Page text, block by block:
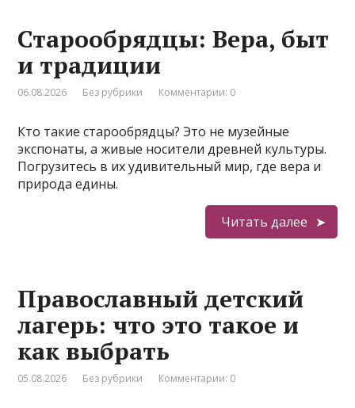
Старообрядцы: Вера, быт
и традиции
06.08.2026 Без рубрики Комментарии: 0
Кто такие старообрядцы? Это не музейные
экспонаты, а живые носители древней культуры.
Погрузитесь в их удивительный мир, где вера и
природа едины.
Читать далее
Православный детский
лагерь: что это такое и
как выбрать
05.08.2026 Без рубрики Комментарии: 0